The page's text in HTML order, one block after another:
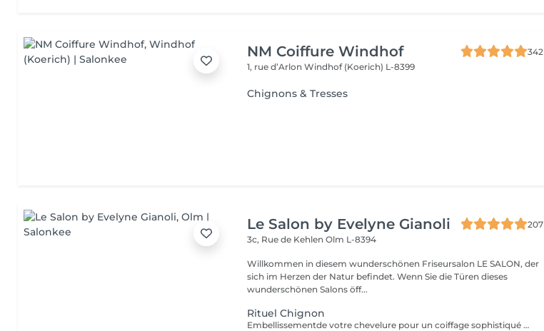
NM Coiffure Windhof
342
1, rue d’ArlonWindhof (Koerich) L-8399
Chignons & Tresses
Le Salon by Evelyne Gianoli
207
3c, Rue de KehlenOlm L-8394
Willkommen in diesem wunderschönen Friseursalon LE SALON, der
sich im Herzen der Natur befindet. Wenn Sie die Türen dieses
wunderschönen Salons öff...
Rituel Chignon
Embellissementde votre chevelure pour un coiffage sophistiqué et personnalisé pour un événement spécial